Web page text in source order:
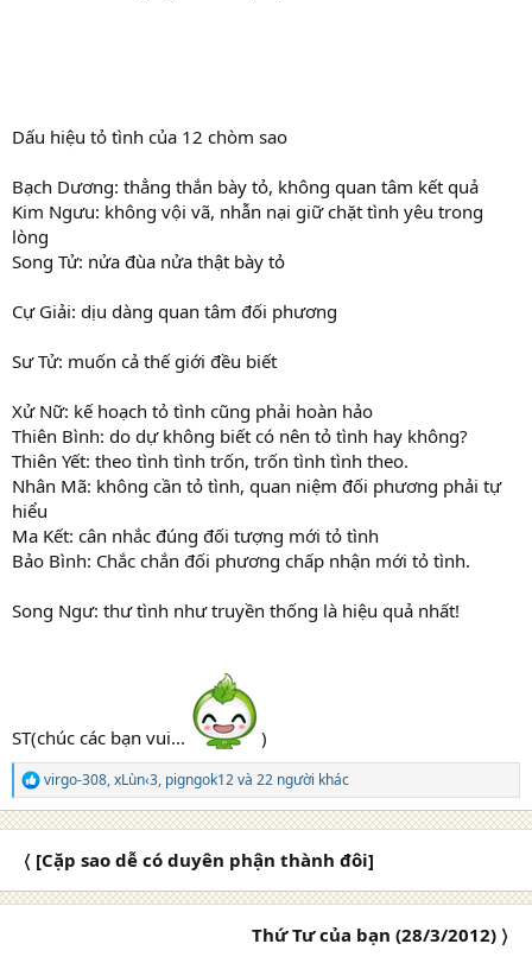
Dấu hiệu tỏ tình của 12 chòm sao
Bạch Dương: thẳng thắn bày tỏ, không quan tâm kết quả
Kim Ngưu: không vội vã, nhẫn nại giữ chặt tình yêu trong
lòng
Song Tử: nửa đùa nửa thật bày tỏ
Cự Giải: dịu dàng quan tâm đối phương
Sư Tử: muốn cả thế giới đều biết
Xử Nữ: kế hoạch tỏ tình cũng phải hoàn hảo
Thiên Bình: do dự không biết có nên tỏ tình hay không?
Thiên Yết: theo tình tình trốn, trốn tình tình theo.
Nhân Mã: không cần tỏ tình, quan niệm đối phương phải tự
hiểu
Ma Kết: cân nhắc đúng đối tượng mới tỏ tình
Bảo Bình: Chắc chắn đối phương chấp nhận mới tỏ tình.
Song Ngư: thư tình như truyền thống là hiệu quả nhất!
ST(chúc các bạn vui... )
R
e
a
o
virgo-308,xLùn‹3, pigngok12và 22 người khác
〈 ‎[Cặp sao dễ có duyên phận thành đôi]
Thứ Tư của bạn (28/3/2012) 〉